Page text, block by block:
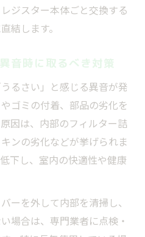
ジスター本体ごと交換する
結します。
音時に取るべき対策
るさい」と感じる異音が発
ゴミの付着、部品の劣化を
因は、内部のフィルター詰
ンの劣化などが挙げられま
下し、室内の快適性や健康
ーを外して内部を清掃し、
場合は、専門業者に点検・